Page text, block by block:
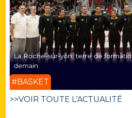
La Roche-sur-yon, terre de
demain
#BASKET
>>VOIR TOUTE L'ACTUALITÉ